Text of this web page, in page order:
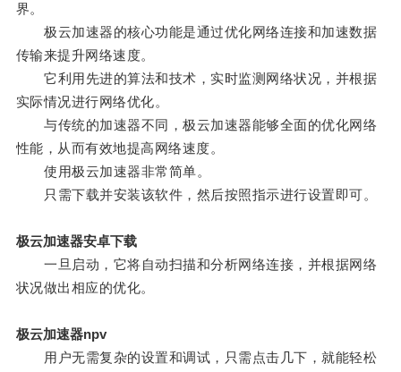
界。
极云加速器的核心功能是通过优化网络连接和加速数据
传输来提升网络速度。
它利用先进的算法和技术，实时监测网络状况，并根据
实际情况进行网络优化。
与传统的加速器不同，极云加速器能够全面的优化网络
性能，从而有效地提高网络速度。
使用极云加速器非常简单。
只需下载并安装该软件，然后按照指示进行设置即可。
极云加速器安卓下载
一旦启动，它将自动扫描和分析网络连接，并根据网络
状况做出相应的优化。
极云加速器npv
用户无需复杂的设置和调试，只需点击几下，就能轻松